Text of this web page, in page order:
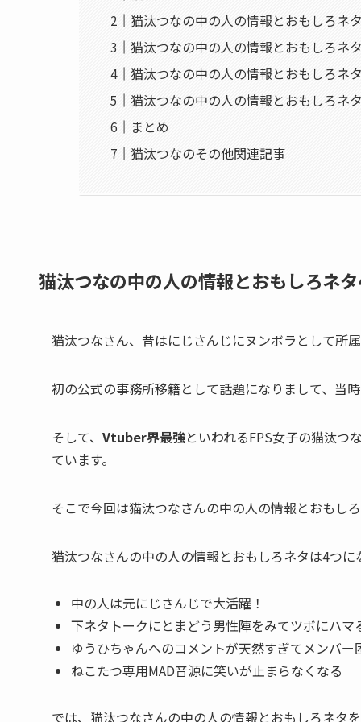
猫汰つなの中の人の情報とおもしろ
猫汰つなの中の人の情報とおもしろネ
猫汰つなの中の人の情報とおもしろ
猫汰つなの中の人の情報とおもしろネ
まとめ
猫汰つなのその他関連記事
猫汰つなの中の人の情報とおもしろネ
猫汰つなさん、昔はにじさんじにヌンボラとして所
初の公式の事務所移籍として話題になりまして、当
そして、 Vtuber界最強といわれるFPS女子の猫汰つ
ています。
そこで今回は猫汰つなさんの中の人の情報とおもし
猫汰つなさんの中の人の情報とおもしろネタは4つに
中の人は元にじさんじで大活躍！
下ネタトークにとまどう男性陣をみてツボにハマ
ゆうひちゃんへのコメントが天然すぎてメンバー
ねこたつ専用MAD音源に笑いが止まらなくなる
では、猫汰つなさんの中の人の情報とおもしろネタ